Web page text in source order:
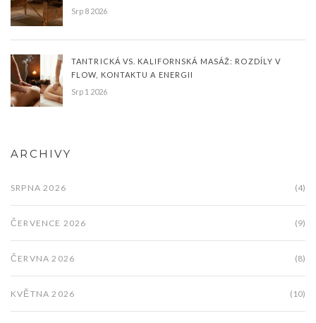
Srp 8 2026
TANTRICKÁ VS. KALIFORNSKÁ MASÁŽ: ROZDÍLY V
FLOW, KONTAKTU A ENERGII
Srp 1 2026
ARCHIVY
SRPNA 2026 (4)
ČERVENCE 2026 (9)
ČERVNA 2026 (8)
KVĚTNA 2026 (10)